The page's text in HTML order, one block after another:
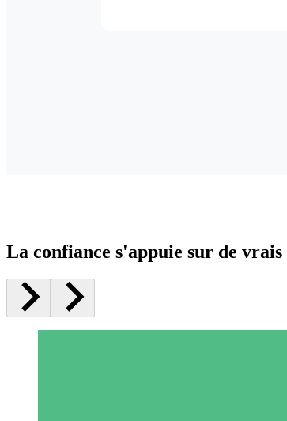
La confiance s'appuie sur de